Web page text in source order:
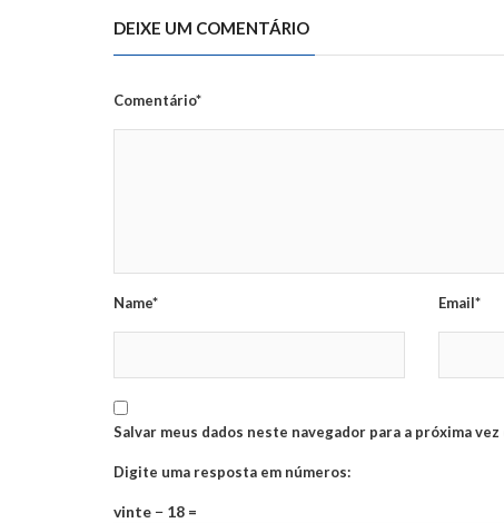
DEIXE UM COMENTÁRIO
Comentário*
Name* Email*
Salvar meus dados neste navegador para a próxima
Digite uma resposta em números:
vinte − 18 =